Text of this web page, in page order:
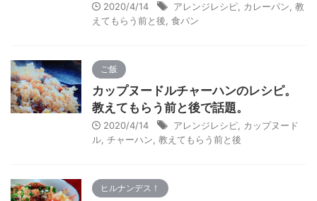
2020/4/14 アレンジレシピ カレーパン 教
えてもらう前と後 食パン
ご飯
カップヌードルチャーハンのレシピ。
教えてもらう前と後で話題。
2020/4/14 アレンジレシピ
カップヌード
ル チャーハン 教えてもらう前と後
ヒルナンデス！